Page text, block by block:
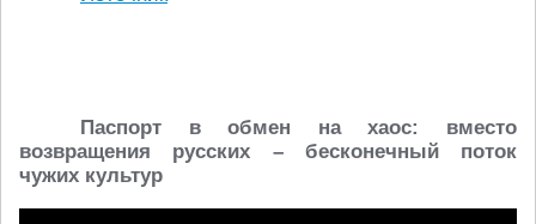
Паспорт в обмен на хаос: вместо
возвращения русских – бесконечный поток
чужих культур